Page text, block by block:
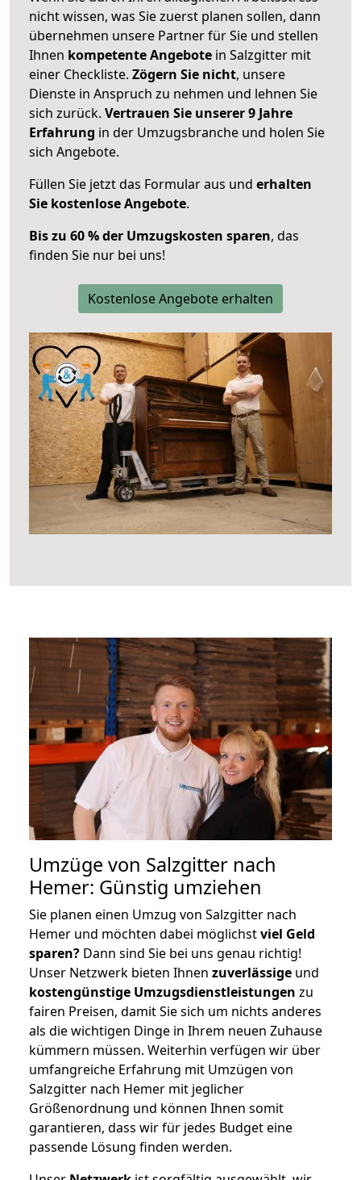
nicht wissen, was Sie zuerst planen sollen, dann
übernehmen unsere Partner für Sie und stellen
Ihnen kompetente Angebote in Salzgitter mit
einer Checkliste. Zögern Sie nicht, unsere
Dienste in Anspruch zu nehmen und lehnen Sie
sich zurück. Vertrauen Sie unserer 9 Jahre
Erfahrung in der Umzugsbranche und holen Sie
sich Angebote.
Füllen Sie jetzt das Formular aus und erhalten
Sie kostenlose Angebote.
Bis zu 60 % der Umzugskosten sparen, das
finden Sie nur bei uns!
Kostenlose Angebote erhalten
Umzüge von Salzgitter nach
Hemer: Günstig umziehen
Sie planen einen Umzug von Salzgitter nach
Hemer und möchten dabei möglichstviel Geld
sparen? Dann sind Sie bei uns genau richtig!
Unser Netzwerk bieten Ihnen zuverlässige und
kostengünstige Umzugsdienstleistungen zu
fairen Preisen, damit Sie sich um nichts anderes
als die wichtigen Dinge in Ihrem neuen Zuhause
kümmern müssen. Weiterhin verfügen wir über
umfangreiche Erfahrung mit Umzügen von
Salzgitter nach Hemer mit jeglicher
Größenordnung und können Ihnen somit
garantieren, dass wir für jedes Budget eine
passende Lösung finden werden.